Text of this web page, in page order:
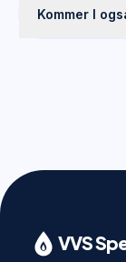
Kommer I
VVS